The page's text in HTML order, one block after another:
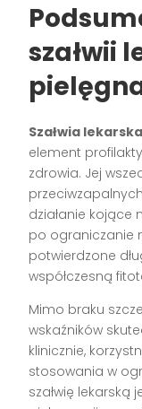
szałwii
Szałwia lekarska
element
zdrowia. Jej
działanie kojące
po ograniczanie
potwierdzone
współczesną
Mimo braku
wskaźników
klinicznie,
stosowania w
szałwię lekarską